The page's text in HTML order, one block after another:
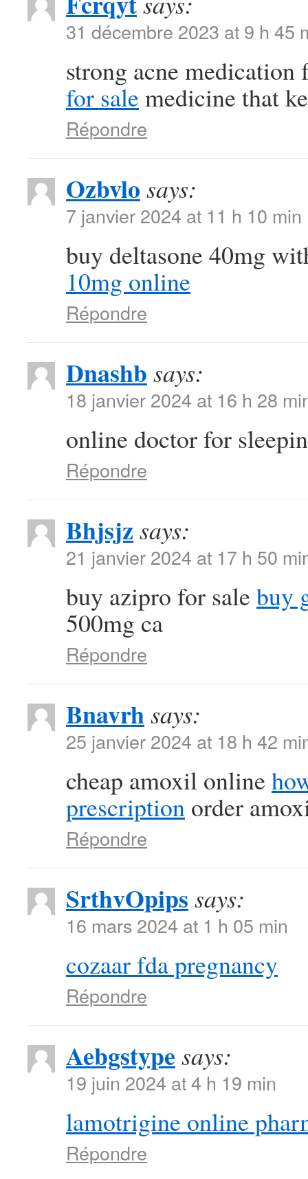
31 décembre 2023 at 9 h 45
strong acne
for sale medicine that
Répondre
Ozbvlo says:
7 janvier 2024 at 11 h 10 min
buy deltasone 40mg
10mg online
Répondre
Dnashb says:
18 janvier 2024 at 16 h 28
online doctor for
Répondre
Bhjsjz says:
21 janvier 2024 at 17 h 50
buy azipro for sale buy
500mg ca
Répondre
Bnavrhsays:
25 janvier 2024 at 18 h 42
cheap amoxil online
prescription order
Répondre
SrthvOpips says:
16 mars 2024 at 1 h 05 min
cozaar fda pregnancy
Répondre
Aebgstype says:
19 juin 2024 at 4 h 19 min
lamotrigine online
Répondre